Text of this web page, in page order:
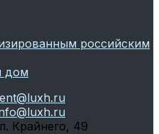
российским
дом
Крайнего, 49